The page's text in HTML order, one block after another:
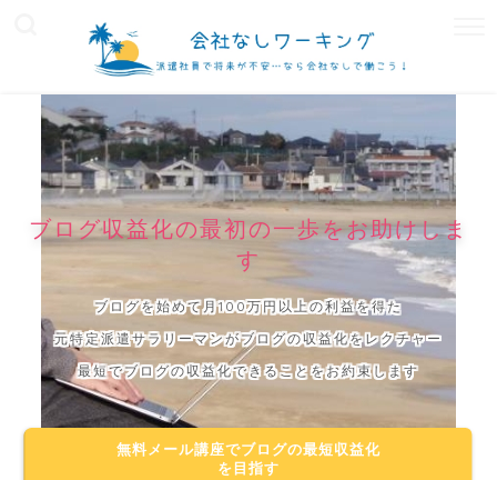
ブログ収益化の最初の一歩をお助けしま
す
ブログを始めて月100万円以上の利益を得た
元特定派遣サラリーマンがブログの収益化をレクチャー
最短でブログの収益化できることをお約束します
無料メール講座でブログの最短収益化
を目指す